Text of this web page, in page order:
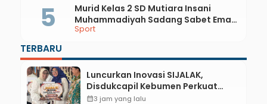
Sport
Murid Kelas 2 SD Mutiara Insani
Muhammadiyah Sadang Sabet Emas
dan Perak di Kejurda Tapak Suci
TERBARU
Luncurkan Inovasi SIJALAK,
Disdukcapil Kebumen Perkuat
Jejaring Literasi Adminduk hingga
calendar_month3 jam yang lalu